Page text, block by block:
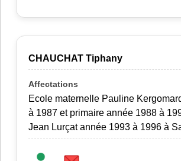
CHAUCHAT Tiphany
Ecole maternelle Pauline
à 1987 et primaire année 1988 à
Jean Lurçat année 1993 à 1996 à